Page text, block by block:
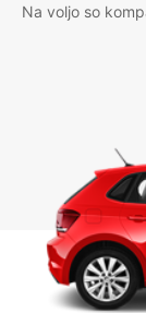
Na voljo so